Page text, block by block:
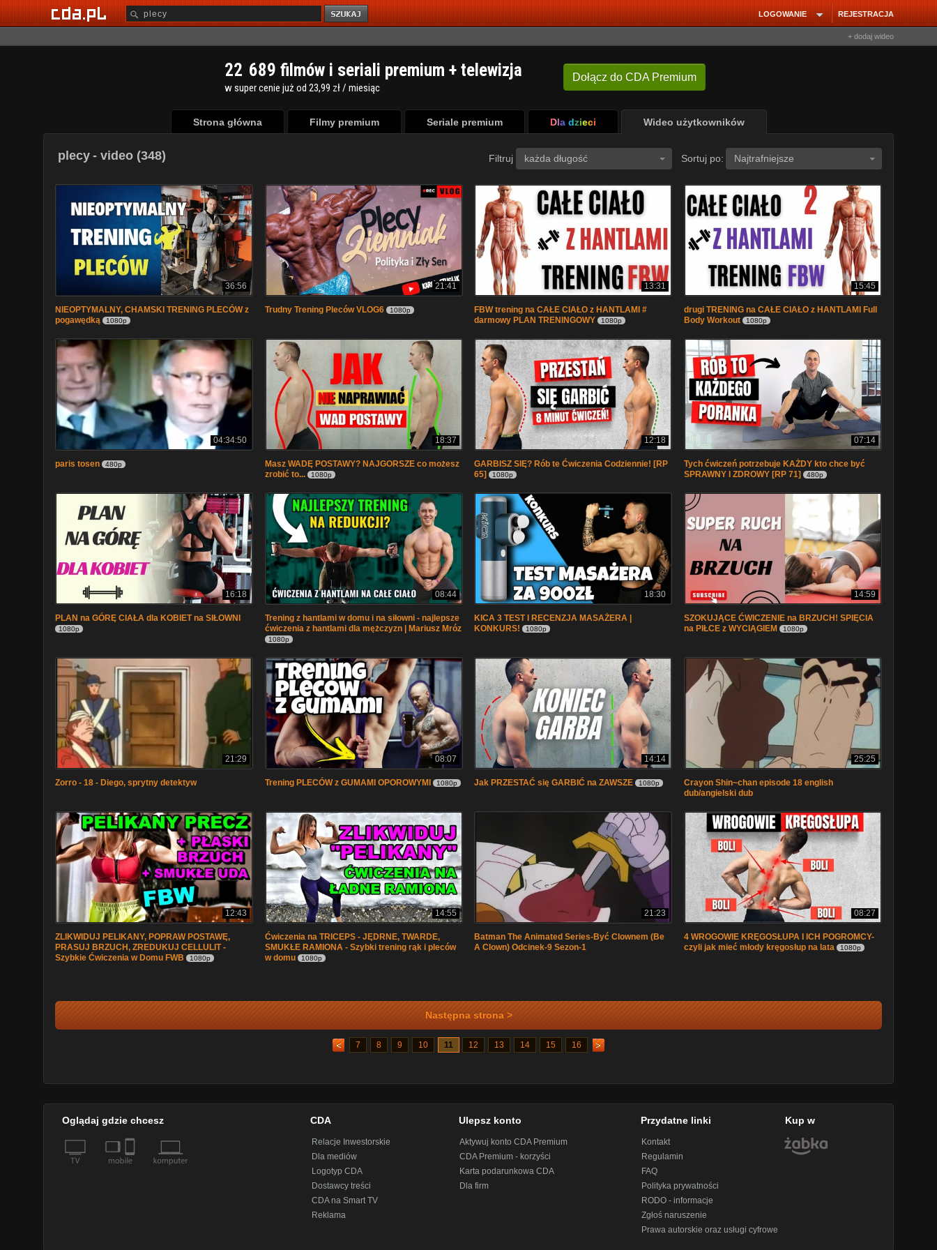
REJESTRACJA
LOGOWANIE
+ dodaj wideo
Dołącz do CDA Premium
22 689 filmów i seriali premium + telewizja
w super cenie już od 23,99 zł / miesiąc
Strona główna Filmy premium Seriale premium Dla dzieci Wideo użytkowników
plecy - video (348) Filtruj każda długość Sortuj po: Najtrafniejsze
36:56
NIEOPTYMALNY, CHAMSKI TRENING PLECÓW z
pogawędką
1080p
21:41
Trudny Trening Pleców VLOG6 1080p
13:31
FBW trening na CAŁE CIAŁO z HANTLAMI #
darmowy PLAN TRENINGOWY
1080p
15:45
drugi TRENING na CAŁE CIAŁO z HANTLAMI Full
Body Workout
1080p
04:34:50
paris tosen 480p
18:37
Masz WADĘ POSTAWY? NAJGORSZE co możesz
zrobić to...
1080p
12:18
GARBISZ SIĘ? Rób te Ćwiczenia Codziennie! [RP
65]
1080p
07:14
Tych ćwiczeń potrzebuje KAŻDY kto chce być
SPRAWNY I ZDROWY [RP 71]
480p
16:18
PLAN na GÓRĘ CIAŁA dla KOBIET na SIŁOWNI
1080p
08:44
Trening z hantlami w domu i na siłowni - najlepsze
ćwiczenia z hantlami dla mężczyzn | Mariusz Mróz
1080p
18:30
KICA 3 TEST I RECENZJA MASAŻERA |
KONKURS!
1080p
14:59
SZOKUJĄCE ĆWICZENIE na BRZUCH! SPIĘCIA
na PIŁCE z WYCIĄGIEM
1080p
21:29
Zorro - 18 - Diego, sprytny detektyw
08:07
Trening PLECÓW z GUMAMI OPOROWYMI 1080p
14:14
Jak PRZESTAĆ się GARBIĆ na ZAWSZE 1080p
25:25
Crayon Shin~chan episode 18 english
dub/angielski dub
12:43
ZLIKWIDUJ PELIKANY, POPRAW POSTAWĘ,
PRASUJ BRZUCH, ZREDUKUJ CELLULIT -
Szybkie Ćwiczenia w Domu FWB
1080p
14:55
Ćwiczenia na TRICEPS - JĘDRNE, TWARDE,
SMUKŁE RAMIONA - Szybki trening rąk i pleców
w domu
1080p
21:23
Batman The Animated Series-Być Clownem (Be
A Clown) Odcinek-9 Sezon-1
08:27
4 WROGOWIE KRĘGOSŁUPA I ICH POGROMCY-
czyli jak mieć młody kręgosłup na lata
1080p
Następna strona >
7 8 9 10 11 12 13 14 15 16
Oglądaj gdzie chcesz CDA
Relacje Inwestorskie
Dla mediów
Logotyp CDA
Dostawcy treści
CDA na Smart TV
Reklama
Ulepsz konto
Aktywuj konto CDA Premium
CDA Premium - korzyści
Karta podarunkowa CDA
Dla firm
Przydatne linki
Kontakt
Regulamin
FAQ
Polityka prywatności
RODO - informacje
Zgłoś naruszenie
Prawa autorskie oraz usługi cyfrowe
Kup w